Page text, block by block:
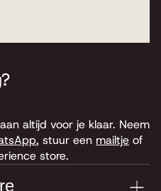
altijd voor je klaar. Neem
, stuur een mailtje of
store.